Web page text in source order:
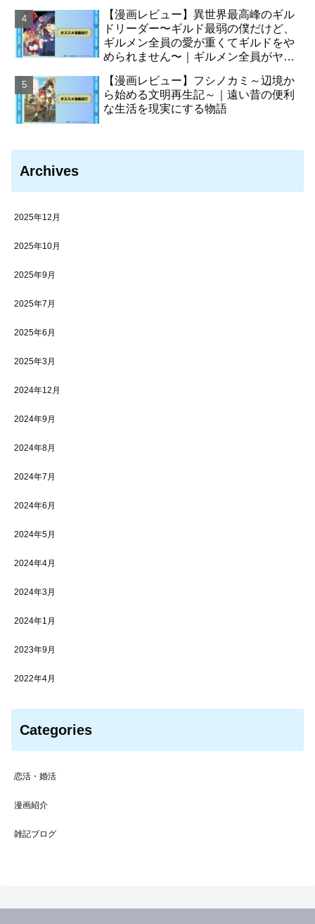
【漫画レビュー】異世界最高峰のギル
ドリーダー〜ギルド最弱の僕だけど、
ギルメン全員の愛が重くてギルドをや
められません〜｜ギルメン全員がヤン
【漫画レビュー】フシノカミ～辺境か
ら始める文明再生記～｜遠い昔の便利
な生活を現実にする物語
Archives
2025年12月
2025年10月
2025年9月
2025年7月
2025年6月
2025年3月
2024年12月
2024年9月
2024年8月
2024年7月
2024年6月
2024年5月
2024年4月
2024年3月
2024年1月
2023年9月
2022年4月
Categories
恋活・婚活
漫画紹介
雑記ブログ